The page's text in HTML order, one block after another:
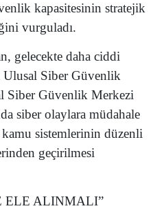
kapasitesinin stratejik
vurguladı.
gelecekte daha ciddi
Ulusal Siber Güvenlik
Siber Güvenlik Merkezi
siber olaylara müdahale
sistemlerinin düzenli
geçirilmesi
ELE ALINMALI”